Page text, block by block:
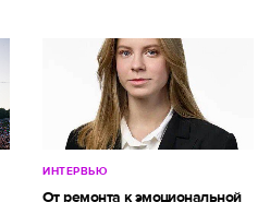
ИНТЕРВЬЮ
От ремонта к эмоциональной